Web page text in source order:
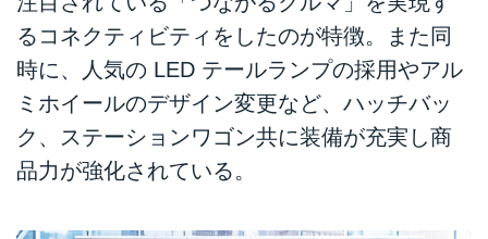
るコネクティビティをしたのが特徴。また同
時に、人気の LED テールランプの採用やアル
ミホイールのデザイン変更など、ハッチバッ
ク、ステーションワゴン共に装備が充実し商
品力が強化されている。